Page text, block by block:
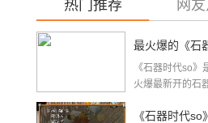
热门推荐 网
最火爆的《石
so》2015年9
《石器时代so》
火爆最新开的石
《石器时代so